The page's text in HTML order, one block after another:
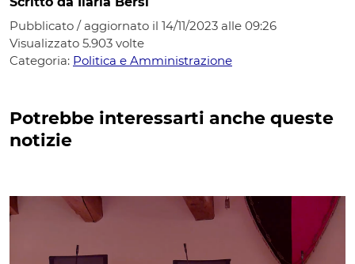
Pubblicato / aggiornato il 14/11/2023 alle 09:26
Visualizzato 5.903 volte
Categoria: Politica e Amministrazione
Potrebbe interessarti anche queste
notizie